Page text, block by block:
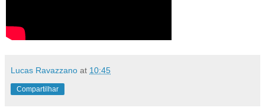
Lucas Ravazzano at 10:45
Compartilhar